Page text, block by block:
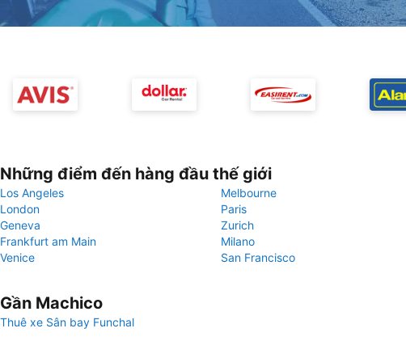
Những điểm đến hàng đầu thế giới
Los Angeles
Melbourne
London
Paris
Geneva
Zurich
Frankfurt am Main
Milano
Venice
San Francisco
Gần Machico
Thuê xe Sân bay Funchal